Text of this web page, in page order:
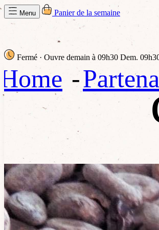
Menu Panier de la semaine
Fermé · Ouvre demain à 09h30 Dem.
Home